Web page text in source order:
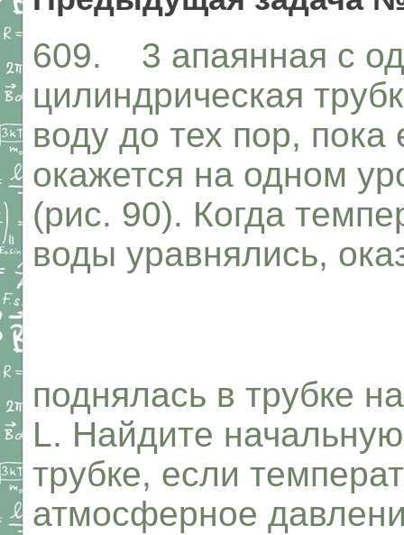
609. 3 апаянная с
цилиндрическая
воду до тех пор,
окажется на одном
(рис. 90). Когда
воды уравнялись,
поднялась в трубке
L. Найдите
трубке, если
атмосферное